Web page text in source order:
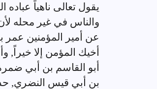
يقول تعالى ناهياً
والناس في غير محله
عن أمير المؤمنين
أخيك المؤمن إلا خيراً,
أبو القاسم بن أبي
بن أبي قيس النضري,